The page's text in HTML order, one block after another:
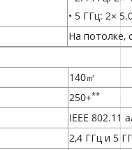
• 5 ГГц: 2×
На потолке,
140㎡
250+**
IEEE 802.11
2,4 ГГц и 5